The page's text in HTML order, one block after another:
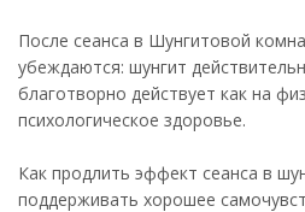
После сеанса в Шунгитовой
убеждаются: шунгит
благотворно действует как на
психологическое здоровье.
Как продлить эффект сеанса в
поддерживать хорошее